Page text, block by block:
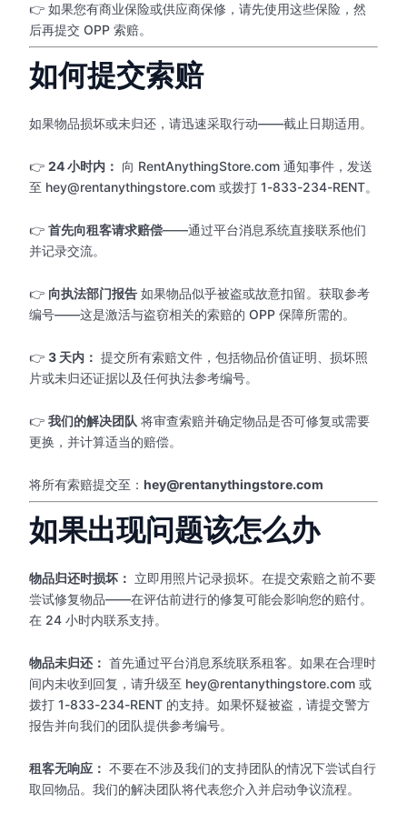
👉 如果您有商业保险或供应商保修，请先使用这些保险，然
后再提交 OPP 索赔。
如何提交索赔
如果物品损坏或未归还，请迅速采取行动——截止日期适用。
👉 24 小时内： 向 RentAnythingStore.com 通知事件，发送
至 hey@rentanythingstore.com 或拨打 1-833-234-RENT。
👉 首先向租客请求赔偿——通过平台消息系统直接联系他们
并记录交流。
👉 向执法部门报告 如果物品似乎被盗或故意扣留。获取参考
编号——这是激活与盗窃相关的索赔的 OPP 保障所需的。
👉 3 天内： 提交所有索赔文件，包括物品价值证明、损坏照
片或未归还证据以及任何执法参考编号。
👉 我们的解决团队 将审查索赔并确定物品是否可修复或需要
更换，并计算适当的赔偿。
将所有索赔提交至： hey@rentanythingstore.com
如果出现问题该怎么办
物品归还时损坏： 立即用照片记录损坏。在提交索赔之前不要
尝试修复物品——在评估前进行的修复可能会影响您的赔付。
在 24 小时内联系支持。
物品未归还： 首先通过平台消息系统联系租客。如果在合理时
间内未收到回复，请升级至 hey@rentanythingstore.com 或
拨打 1-833-234-RENT 的支持。如果怀疑被盗，请提交警方
报告并向我们的团队提供参考编号。
租客无响应： 不要在不涉及我们的支持团队的情况下尝试自行
取回物品。我们的解决团队将代表您介入并启动争议流程。